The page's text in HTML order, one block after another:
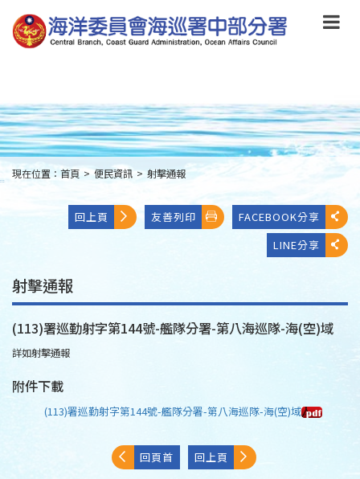
到
主
要
to
main
content
:::
現在位置： 首頁 > 便民資訊 > 射擊通報
回上頁 友善列印
FACEBOOK分享
LINE分享
射擊通報
(113)署巡勤射字第144號-艦隊分署-第八海巡隊-海(空)域
詳如射擊通報
附件下載
(113)署巡勤射字第144號-艦隊分署-第八海巡隊-海(空)域
回頁首 回上頁